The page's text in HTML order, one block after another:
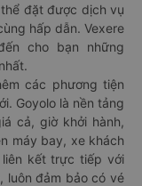
đặt được dịch vụ
hấp dẫn. Vexere
cho bạn những
các phương tiện
Goyolo là nền tảng
cả, giờ khởi hành,
máy bay, xe khách
kết trực tiếp với
luôn đảm bảo có vé